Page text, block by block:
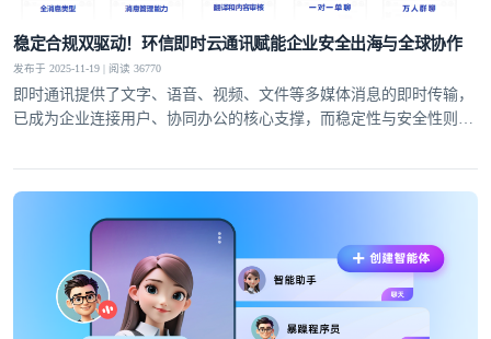
稳定合规双驱动！环信即时云通讯赋能企业安全出海与全球协作
发布于 2025-11-19 | 阅读 36770
即时通讯提供了文字、语音、视频、文件等多媒体消息的即时传输，
已成为企业连接用户、协同办公的核心支撑，而稳定性与安全性则是